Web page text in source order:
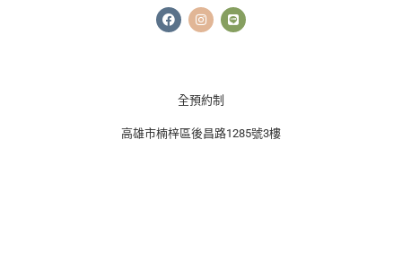
F
a
c
I
n
s
a
L
i
n
全預約制
高雄市楠梓區後昌路1285號3樓